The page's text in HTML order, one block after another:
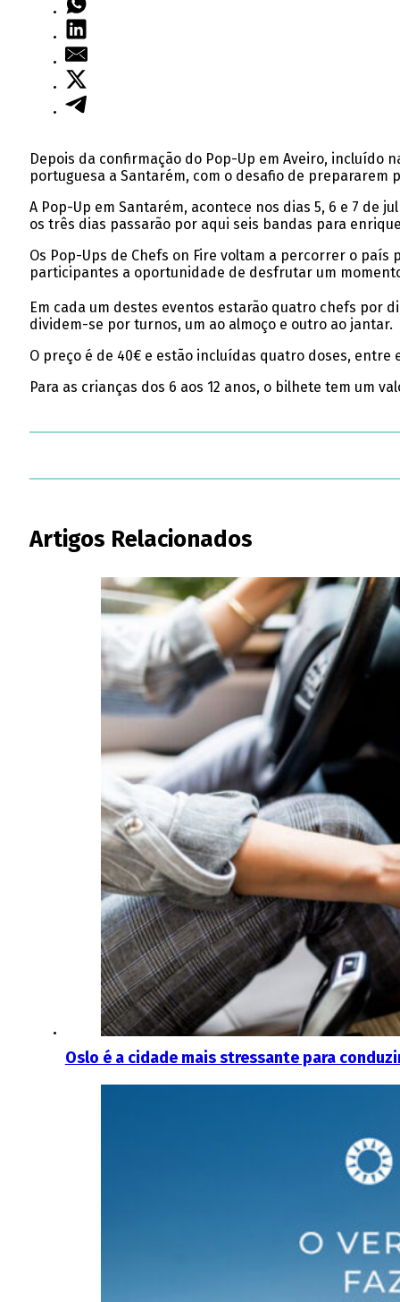
Depois da confirmação do Pop-Up em Aveiro, incluído
portuguesa a Santarém, com o desafio de prepararem
A Pop-Up em Santarém, acontece nos dias 5, 6 e 7 de
os três dias passarão por aqui seis bandas para
Os Pop-Ups de Chefs on Fire voltam a percorrer o
participantes a oportunidade de desfrutar um
Em cada um destes eventos estarão quatro chefs por
dividem-se por turnos, um ao almoço e outro ao jantar.
O preço é de 40€ e estão incluídas quatro doses,
Para as crianças dos 6 aos 12 anos, o bilhete tem um
Artigos Relacionados
Oslo é a cidade mais stressante para